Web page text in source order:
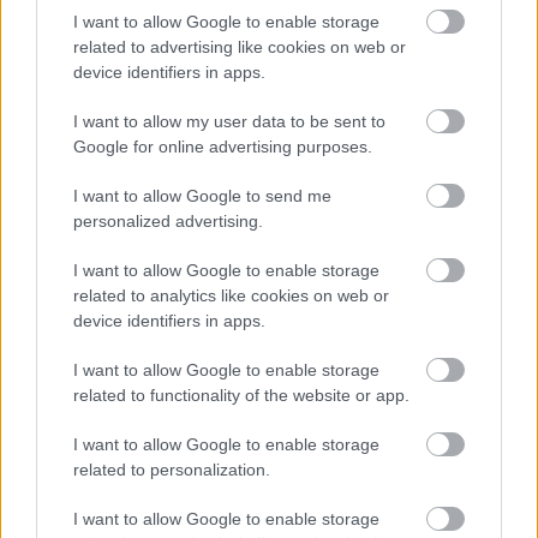
I want to allow Google to enable storage
related to advertising like cookies on web or
device identifiers in apps.
I want to allow my user data to be sent to
Google for online advertising purposes.
I want to allow Google to send me
personalized advertising.
I want to allow Google to enable storage
related to analytics like cookies on web or
device identifiers in apps.
I want to allow Google to enable storage
related to functionality of the website or app.
I want to allow Google to enable storage
related to personalization.
I want to allow Google to enable storage
Νέα τεχνική διπλασιάζει το φάσμα
λειτουργίας των «λευκών λέιζερ»
περισσότερα